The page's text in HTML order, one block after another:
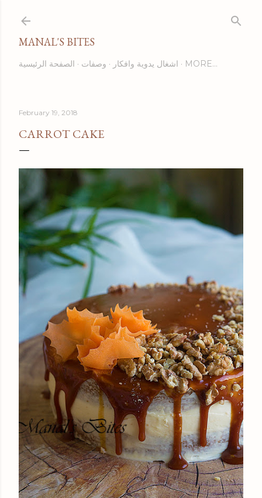
MANAL'S BITES
الصفحة الرئيسية وصفات اشغال يدوية وافكار MORE…
February 19, 2018
CARROT CAKE